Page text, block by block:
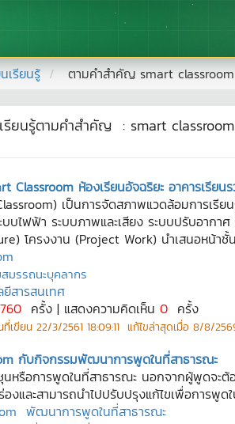
เรียนรู้ ตามคำสำคัญ smart classroom
รียนรู้ตามคำสำคัญ : smart classroom
Classroom ห้องเรียนอัจฉริยะ อาคารเรีย
เป็นการจัดสภาพแวดล้อมการเรี
บบไฟฟ้า ระบบภาพและเสียง ระบบปรับอา
โครงงาน (Project Work) นำเสนอหน้า
มรรถนะบุคลากร
ยีสารสนเทศ
ครั้ง | แสดงความคิดเห็น 0 ครั้ง
ที่เขียน 22/3/2561 18:09:11 แก้ไขล่าสุดเมื่อ 8/8/
กับกิจกรรมพัฒนาการพูดในที่สาธารณะ
หรือการพูดในที่สาธารณะ นอกจากผู้พูดจ
งและสามารถนำไปปรับปรุงแก้ไขเพื่อการพูด
พัฒนาการพูดในที่สาธารณะ